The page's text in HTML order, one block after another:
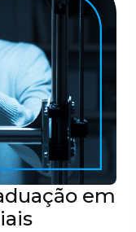
em